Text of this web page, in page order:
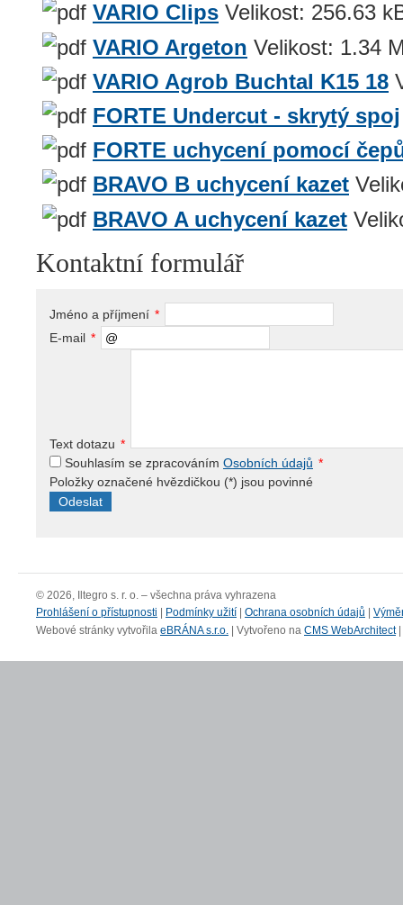
VARIO Clips Velikost: 256.63
VARIO Argeton Velikost: 1.34
VARIO Agrob Buchtal K15 18
FORTE Undercut - skrytý spoj
FORTE uchycení pomocí
BRAVO B uchycení kazet
BRAVO A uchycení kazet
Kontaktní formulář
Jméno a příjmení *
E-mail *
Text dotazu *
Souhlasím se zpracováním Osobních údajů *
Položky označené hvězdičkou (*) jsou povinné
© 2026, Iltegro s. r. o. – všechna práva vyhrazena
Prohlášení o přístupnosti | Podmínky užití | Ochrana osobních údajů |
Webové stránky vytvořila eBRÁNA s.r.o. | Vytvořeno na CMS WebArchitect|